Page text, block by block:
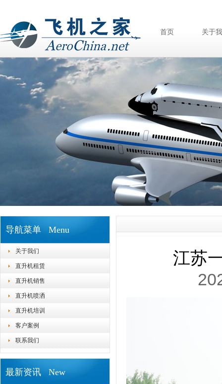
首页 关于
导航菜单 Menu
关于我们
直升机租赁
直升机销售
直升机喷洒
直升机培训
客户案例
联系我们
最新资讯 New
江苏